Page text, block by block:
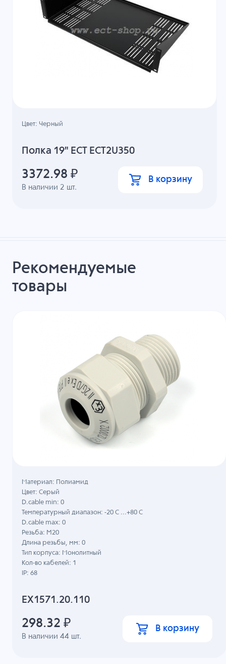
Полка 19" ECT ECT2U350
В наличии 2 шт.
Цвет: Черный
3372.98 ₽ В корзину
Рекомендуемые
товары
EX1571.20.110
В наличии44 шт.
Материал: Полиамид
Цвет: Серый
D.cable min: 0
Температурный диапазон: -20 C ...+80 C
D.cable max: 0
Резьба: M20
Длина резьбы, мм: 0
Тип корпуса: Монолитный
Кол-во кабелей: 1
IP: 68
298.32 ₽ В корзину